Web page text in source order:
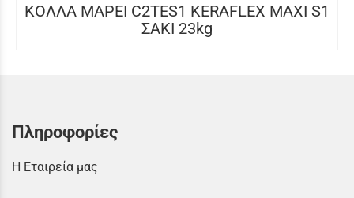
ΚΟΛΛΑ MAPEI C2TES1 KERAFLEX MAXI S1
ΣΑΚΙ 23kg
Πληροφορίες
Η Εταιρεία μας